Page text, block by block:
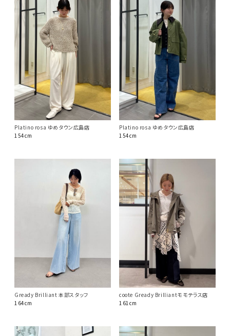
Platino rosa ゆめタウン広島店
154cm
Platino rosa ゆめタウン広島店
154cm
Gready Brilliant 本部スタッフ
164cm
coote Gready Brilliantモモテラス店
161cm